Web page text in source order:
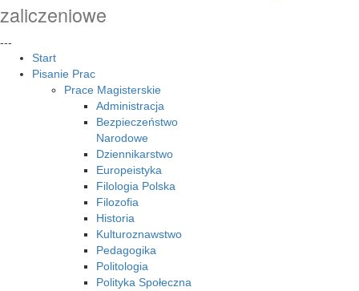
zaliczeniowe
---
Start
Pisanie Prac
Prace Magisterskie
Administracja
Bezpieczeństwo
Narodowe
Dziennikarstwo
Europeistyka
Filologia Polska
Filozofia
Historia
Kulturoznawstwo
Pedagogika
Politologia
Polityka Społeczna